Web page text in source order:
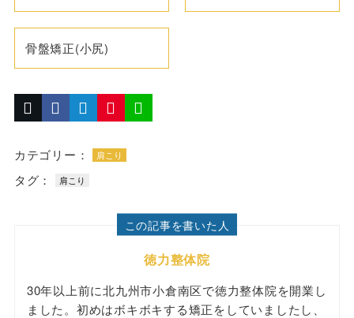
骨盤矯正(小尻)
カテゴリー： 肩こり
タグ： 肩こり
この記事を書いた人
徳力整体院
30年以上前に北九州市小倉南区で徳力整体院を開業し
ました。初めはボキボキする矯正をしていましたし、